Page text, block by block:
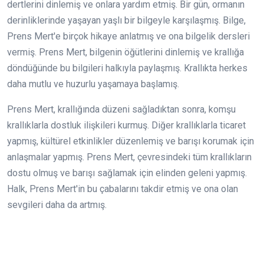
dertlerini dinlemiş ve onlara yardım etmiş. Bir gün, ormanın
derinliklerinde yaşayan yaşlı bir bilgeyle karşılaşmış. Bilge,
Prens Mert'e birçok hikaye anlatmış ve ona bilgelik dersleri
vermiş. Prens Mert, bilgenin öğütlerini dinlemiş ve krallığa
döndüğünde bu bilgileri halkıyla paylaşmış. Krallıkta herkes
daha mutlu ve huzurlu yaşamaya başlamış.
Prens Mert, krallığında düzeni sağladıktan sonra, komşu
krallıklarla dostluk ilişkileri kurmuş. Diğer krallıklarla ticaret
yapmış, kültürel etkinlikler düzenlemiş ve barışı korumak için
anlaşmalar yapmış. Prens Mert, çevresindeki tüm krallıkların
dostu olmuş ve barışı sağlamak için elinden geleni yapmış.
Halk, Prens Mert'in bu çabalarını takdir etmiş ve ona olan
sevgileri daha da artmış.